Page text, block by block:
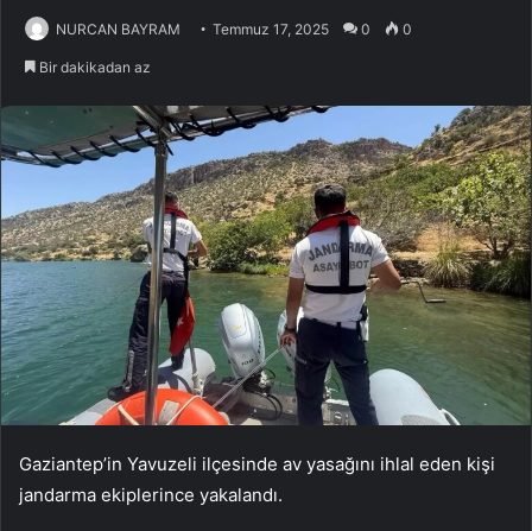
NURCAN BAYRAM Temmuz 17, 2025 0 0
Bir dakikadan az
Gaziantep’in Yavuzeli ilçesinde av yasağını ihlal eden kişi
jandarma ekiplerince yakalandı.